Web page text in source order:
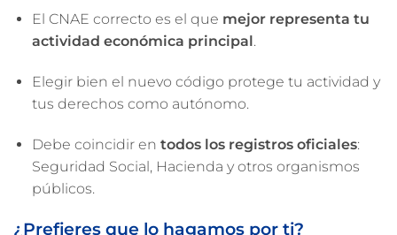
El CNAE correcto es el que mejor representa tu
actividad económica principal .
Elegir bien el nuevo código protege tu actividad y
tus derechos como autónomo.
Debe coincidir en todos los registros oficiales:
Seguridad Social, Hacienda y otros organismos
públicos.
¿Prefieres que lo hagamos por ti?